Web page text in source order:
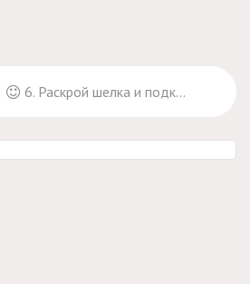
6. Раскрой шелка и подкладки